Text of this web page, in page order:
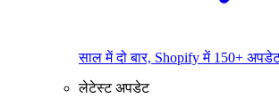
साल में दो बार, Shopify में 150+
लेटेस्ट अपडेट